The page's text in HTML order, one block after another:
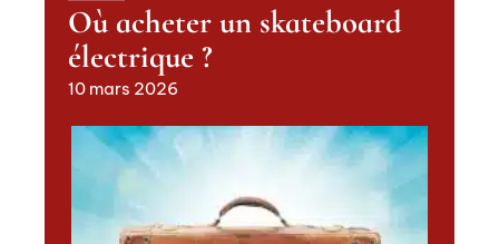
Où acheter un skateboard
électrique ?
10 mars 2026